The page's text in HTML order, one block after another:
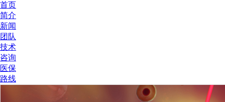
首页
简介
新闻
团队
技术
咨询
医保
路线